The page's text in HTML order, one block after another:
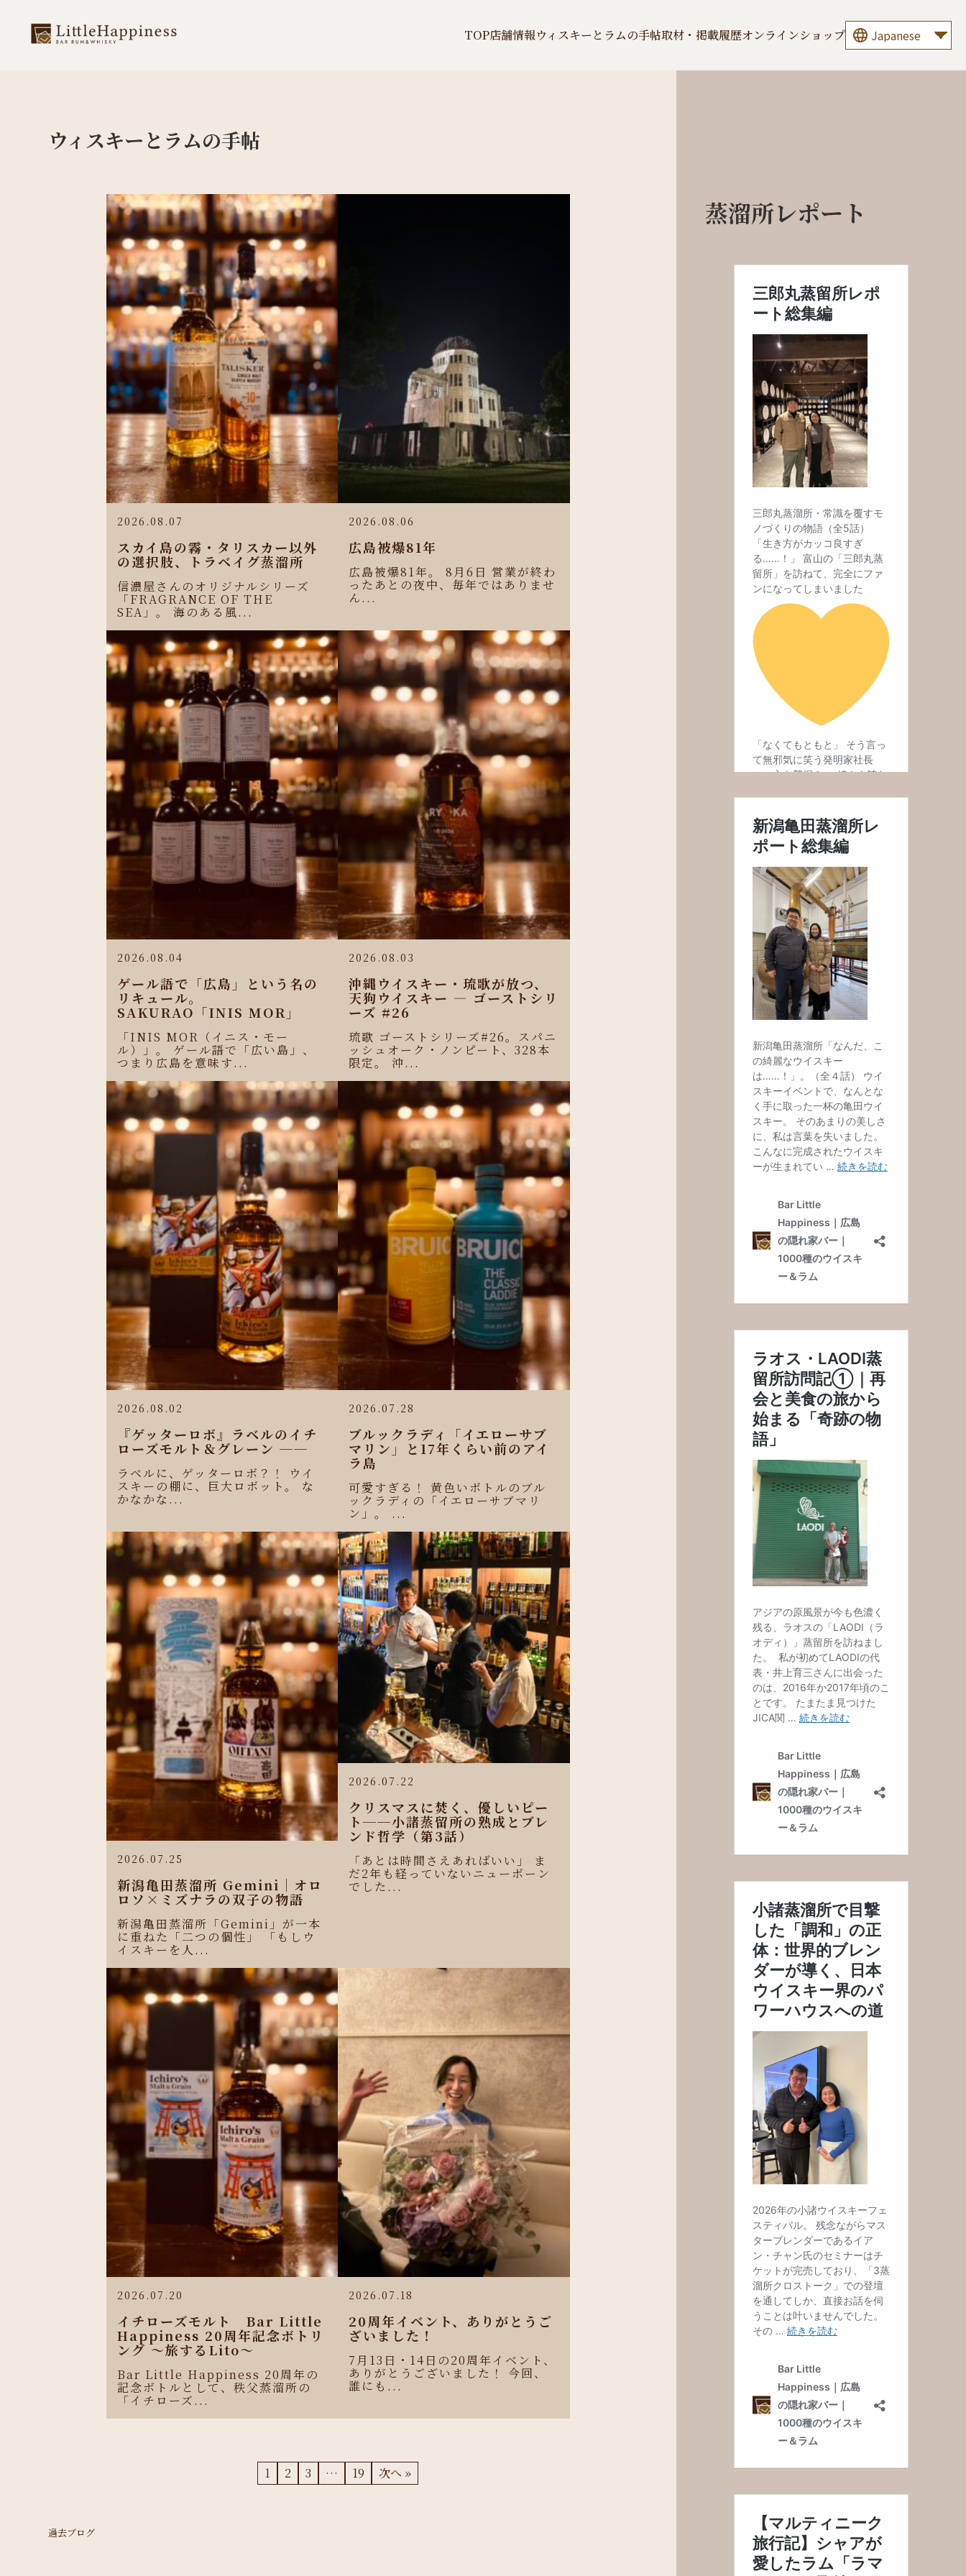
TOP店舗情報ウィスキーとラムの手帖取材・掲載履歴オンラインショップ
ウィスキーとラムの手帖
2026.08.07
スカイ島の霧・タリスカー以外
の選択肢、トラベイグ蒸溜所
信濃屋さんのオリジナルシリーズ
「FRAGRANCE OF THE
SEA」。 海のある風...
2026.08.06
広島被爆81年
広島被爆81年。 8月6日 営業が終わ
ったあとの夜中、毎年ではありませ
ん...
2026.08.04
ゲール語で「広島」という名の
リキュール。
SAKURAO「INIS MOR」
「INIS MOR（イニス・モー
ル）」。 ゲール語で「広い島」、
つまり広島を意味す...
2026.08.03
沖縄ウイスキー・琉歌が放つ、
天狗ウイスキー ― ゴーストシリ
ーズ #26
琉歌 ゴーストシリーズ#26。スパニ
ッシュオーク・ノンピート、328本
限定。 沖...
2026.08.02
『ゲッターロボ』ラベルのイチ
ローズモルト＆グレーン ──
ラベルに、ゲッターロボ？！ ウイ
スキーの棚に、巨大ロボット。 な
かなかな...
2026.07.28
ブルックラディ「イエローサブ
マリン」と17年くらい前のアイ
ラ島
可愛すぎる！ 黄色いボトルのブル
ックラディの「イエローサブマリ
ン」。 ...
2026.07.25
新潟亀田蒸溜所 Gemini｜オロ
ロソ×ミズナラの双子の物語
新潟亀田蒸溜所「Gemini」が一本
に重ねた「二つの個性」 「もしウ
イスキーを人...
2026.07.22
クリスマスに焚く、優しいピー
ト──小諸蒸留所の熟成とブレ
ンド哲学（第3話）
「あとは時間さえあればいい」 ま
だ2年も経っていないニューボーン
でした...
2026.07.20
イチローズモルト Bar Little
Happiness 20周年記念ボトリ
ング 〜旅するLito〜
Bar Little Happiness 20周年の
記念ボトルとして、秩父蒸溜所の
「イチローズ...
2026.07.18
20周年イベント、ありがとうご
ざいました！
7月13日・14日の20周年イベント、
ありがとうございました！ 今回、
誰にも...
1 2 3 … 19 次へ »
過去ブログ
蒸溜所レポート